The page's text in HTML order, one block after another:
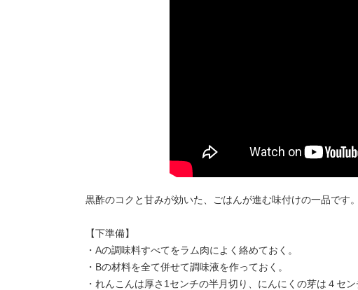
黒酢のコクと甘みが効いた、ごはんが進む味付けの一品です。
【下準備】
・Aの調味料すべてをラム肉によく絡めておく。
・Bの材料を全て併せて調味液を作っておく。
・れんこんは厚さ1センチの半月切り、にんにくの芽は４セ